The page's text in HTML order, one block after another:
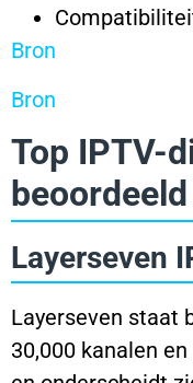
Bron
Bron
Top IPTV-
beoordeeld
Layerseven
Layerseven staat
30,000 kanalen